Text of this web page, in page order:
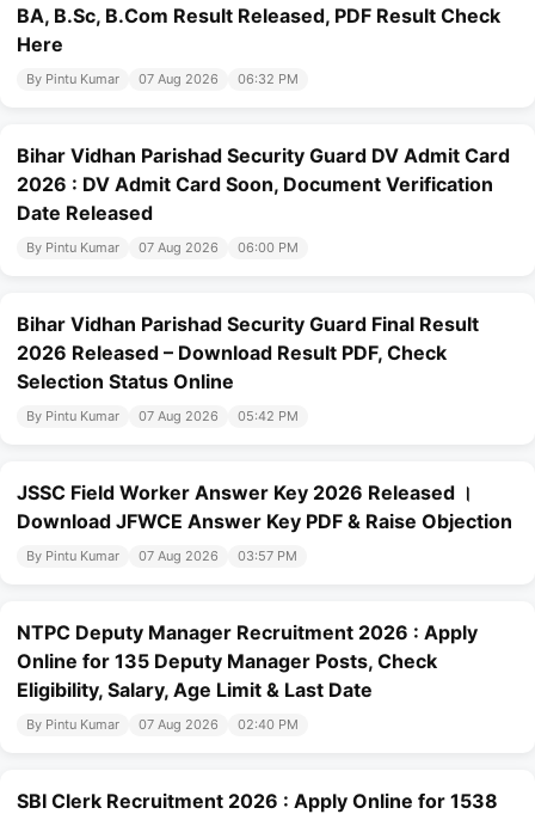
BA, B.Sc, B.Com Result Released, PDF Result Check
Here
By Pintu Kumar 07 Aug 2026 06:32 PM
Bihar Vidhan Parishad Security Guard DV Admit Card
2026 : DV Admit Card Soon, Document Verification
Date Released
By Pintu Kumar 07 Aug 2026 06:00 PM
Bihar Vidhan Parishad Security Guard Final Result
2026 Released – Download Result PDF, Check
Selection Status Online
By Pintu Kumar 07 Aug 2026 05:42 PM
JSSC Field Worker Answer Key 2026 Released ।
Download JFWCE Answer Key PDF & Raise Objection
By Pintu Kumar 07 Aug 2026 03:57 PM
NTPC Deputy Manager Recruitment 2026 : Apply
Online for 135 Deputy Manager Posts, Check
Eligibility, Salary, Age Limit & Last Date
By Pintu Kumar 07 Aug 2026 02:40 PM
SBI Clerk Recruitment 2026 : Apply Online for 1538